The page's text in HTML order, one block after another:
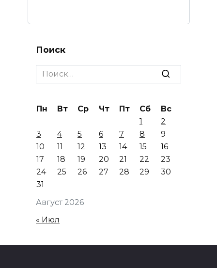
Поиск
Search
for:
Август 2026
Пн Вт Ср Чт Пт Сб
Вс
1
2
3
4 5 6 7 8
9
10
11 12 13 14 15
16
17
18 19 20 21 22
23
24
25 26 27 28 29
30
31
« Июл